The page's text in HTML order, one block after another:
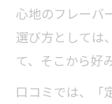
心地のフレーバ
選び方としては
て、そこから好
口コミでは、「